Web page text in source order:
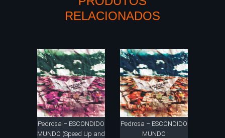
RELACIONADOS
Pedrosa – ESCONDIDO
MUNDO (Speed Up and
Pedrosa – ESCONDIDO
MUNDO